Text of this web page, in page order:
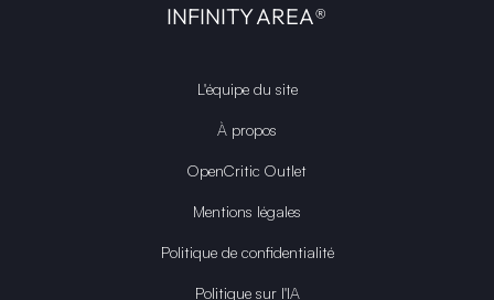
INFINITY AREA®
L'équipe du site
À propos
OpenCritic Outlet
Mentions légales
Politique de confidentialité
Politique sur l'IA